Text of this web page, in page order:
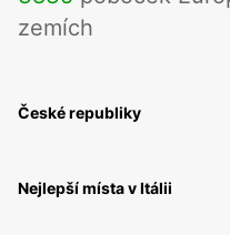
zemích
České republiky
Nejlepší místa v Itálii